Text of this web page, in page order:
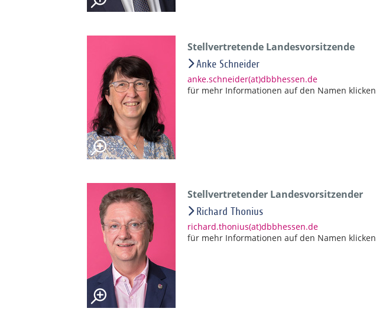
Stellvertretende Landesvorsitzende
Anke Schneider
anke.schneider(at)dbbhessen.de
für mehr Informationen auf den Namen klicken
Stellvertretender Landesvorsitzender
Richard Thonius
richard.thonius(at)dbbhessen.de
für mehr Informationen auf den Namen klicken